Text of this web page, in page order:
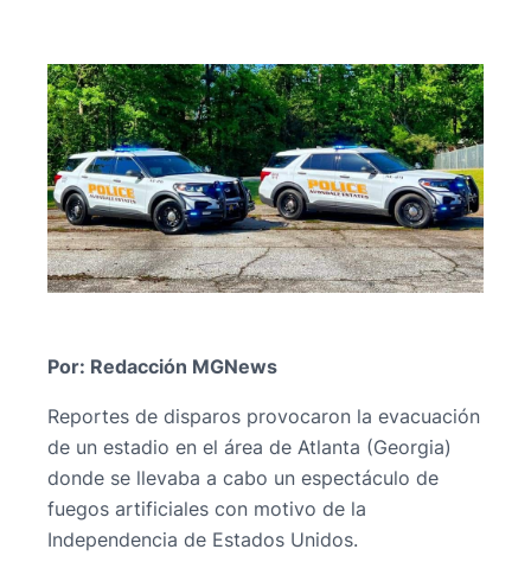
Por: Redacción MGNews
Reportes de disparos provocaron la evacuación
de un estadio en el área de Atlanta (Georgia)
donde se llevaba a cabo un espectáculo de
fuegos artificiales con motivo de la
Independencia de Estados Unidos.